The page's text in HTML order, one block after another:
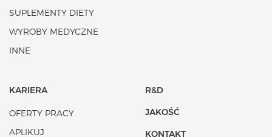
SUPLEMENTY DIETY
WYROBY MEDYCZNE
INNE
KARIERA
OFERTY PRACY
APLIKUJ
R&D
JAKOŚĆ
KONTAKT